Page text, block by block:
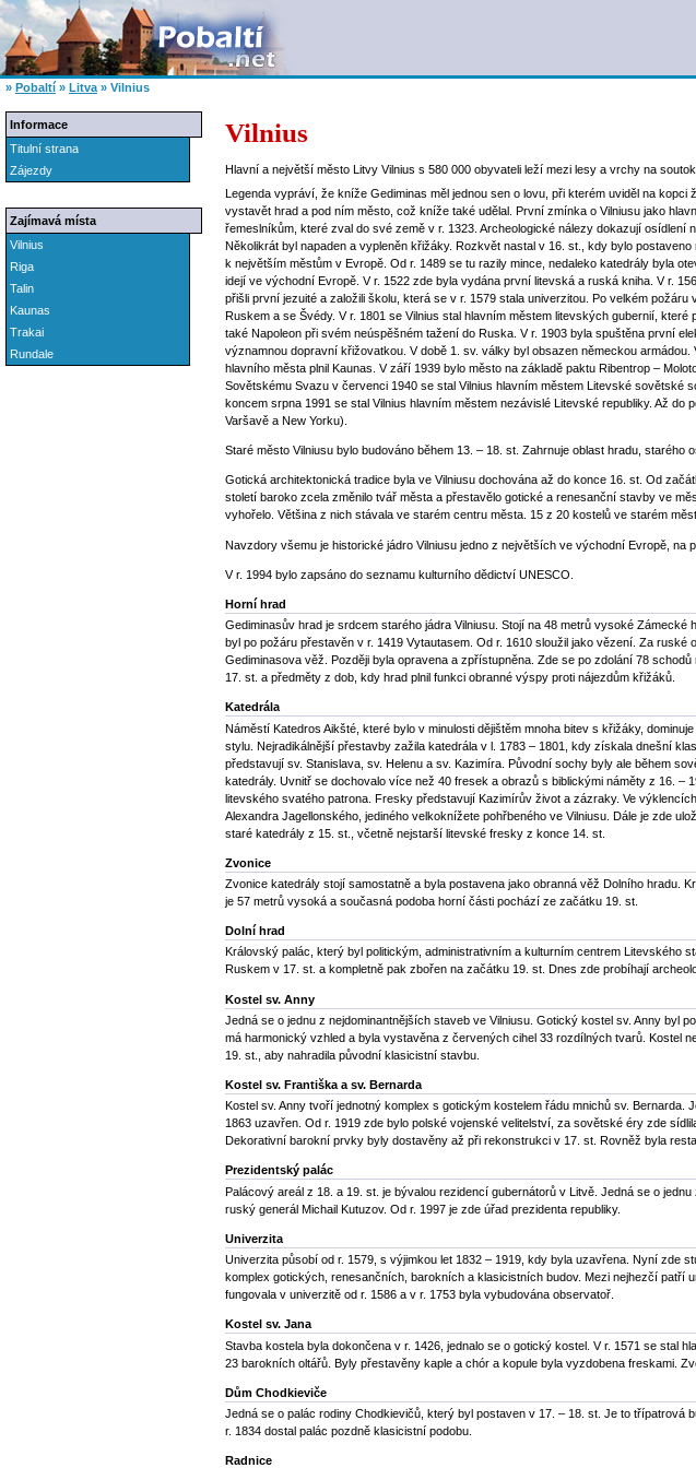
» Pobaltí » Litva » Vilnius
Vilnius
Hlavní a největší město Litvy Vilnius s 580 000 obyvateli leží mezi lesy a vrchy na
Legenda vypráví, že kníže Gediminas měl jednou sen o lovu, při kterém uviděl na
vystavět hrad a pod ním město, což kníže také udělal. První zmínka o Vilniusu jako
řemeslníkům, které zval do své země v r. 1323. Archeologické nálezy dokazují osídlení
Několikrát byl napaden a vypleněn křižáky. Rozkvět nastal v 16. st., kdy bylo
k největším městům v Evropě. Od r. 1489 se tu razily mince, nedaleko katedrály byla
idejí ve východní Evropě. V r. 1522 zde byla vydána první litevská a ruská kniha. V r.
přišli první jezuité a založili školu, která se v r. 1579 stala univerzitou. Po velkém
Ruskem a se Švédy. V r. 1801 se Vilnius stal hlavním městem litevských gubernií,
také Napoleon při svém neúspěšném tažení do Ruska. V r. 1903 byla spuštěna první
významnou dopravní křižovatkou. V době 1. sv. války byl obsazen německou
hlavního města plnil Kaunas. V září 1939 bylo město na základě paktu Ribentrop –
Sovětskému Svazu v červenci 1940 se stal Vilnius hlavním městem Litevské sovětské
koncem srpna 1991 se stal Vilnius hlavním městem nezávislé Litevské republiky. Až
Varšavě a New Yorku).
Staré město Vilniusu bylo budováno během 13. – 18. st. Zahrnuje oblast hradu,
Gotická architektonická tradice byla ve Vilniusu dochována až do konce 16. st. Od
století baroko zcela změnilo tvář města a přestavělo gotické a renesanční stavby ve
vyhořelo. Většina z nich stávala ve starém centru města. 15 z 20 kostelů ve starém
Navzdory všemu je historické jádro Vilniusu jedno z největších ve východní Evropě, na
V r. 1994 bylo zapsáno do seznamu kulturního dědictví UNESCO.
Horní hrad
Gediminasův hrad je srdcem starého jádra Vilniusu. Stojí na 48 metrů vysoké
byl po požáru přestavěn v r. 1419 Vytautasem. Od r. 1610 sloužil jako vězení. Za
Gediminasova věž. Později byla opravena a zpřístupněna. Zde se po zdolání 78
17. st. a předměty z dob, kdy hrad plnil funkci obranné výspy proti nájezdům křižáků.
Katedrála
Náměstí Katedros Aikšté, které bylo v minulosti dějištěm mnoha bitev s křižáky,
stylu. Nejradikálnější přestavby zažila katedrála v l. 1783 – 1801, kdy získala dnešní
představují sv. Stanislava, sv. Helenu a sv. Kazimíra. Původní sochy byly ale během
katedrály. Uvnitř se dochovalo více než 40 fresek a obrazů s biblickými náměty z 16.
litevského svatého patrona. Fresky představují Kazimírův život a zázraky. Ve
Alexandra Jagellonského, jediného velkoknížete pohřbeného ve Vilniusu. Dále je zde
staré katedrály z 15. st., včetně nejstarší litevské fresky z konce 14. st.
Zvonice
Zvonice katedrály stojí samostatně a byla postavena jako obranná věž Dolního hradu.
je 57 metrů vysoká a současná podoba horní části pochází ze začátku 19. st.
Dolní hrad
Královský palác, který byl politickým, administrativním a kulturním centrem Litevského
Ruskem v 17. st. a kompletně pak zbořen na začátku 19. st. Dnes zde probíhají
Kostel sv. Anny
Jedná se o jednu z nejdominantnějších staveb ve Vilniusu. Gotický kostel sv. Anny byl
má harmonický vzhled a byla vystavěna z červených cihel 33 rozdílných tvarů. Kostel
19. st., aby nahradila původní klasicistní stavbu.
Kostel sv. Františka a sv. Bernarda
Kostel sv. Anny tvoří jednotný komplex s gotickým kostelem řádu mnichů sv.
1863 uzavřen. Od r. 1919 zde bylo polské vojenské velitelství, za sovětské éry zde
Dekorativní barokní prvky byly dostavěny až při rekonstrukci v 17. st. Rovněž byla
Prezidentský palác
Palácový areál z 18. a 19. st. je bývalou rezidencí gubernátorů v Litvě. Jedná se o
ruský generál Michail Kutuzov. Od r. 1997 je zde úřad prezidenta republiky.
Univerzita
Univerzita působí od r. 1579, s výjimkou let 1832 – 1919, kdy byla uzavřena. Nyní zde
komplex gotických, renesančních, barokních a klasicistních budov. Mezi nejhezčí patří
fungovala v univerzitě od r. 1586 a v r. 1753 byla vybudována observatoř.
Kostel sv. Jana
Stavba kostela byla dokončena v r. 1426, jednalo se o gotický kostel. V r. 1571 se stal
23 barokních oltářů. Byly přestavěny kaple a chór a kopule byla vyzdobena freskami.
Dům Chodkieviče
Jedná se o palác rodiny Chodkievičů, který byl postaven v 17. – 18. st. Je to
r. 1834 dostal palác pozdně klasicistní podobu.
Radnice
Informace
Titulní strana
Zájezdy
Zajímavá místa
Vilnius
Riga
Talin
Kaunas
Trakai
Rundale